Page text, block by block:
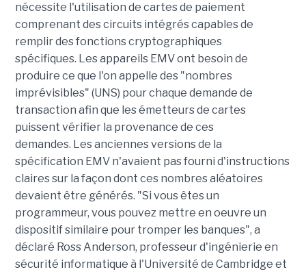
nécessite l'utilisation de cartes de paiement
comprenant des circuits intégrés capables de
remplir des fonctions cryptographiques
spécifiques. Les appareils EMV ont besoin de
produire ce que l'on appelle des "nombres
imprévisibles" (UNS) pour chaque demande de
transaction afin que les émetteurs de cartes
puissent vérifier la provenance de ces
demandes. Les anciennes versions de la
spécification EMV n'avaient pas fourni d'instructions
claires sur la façon dont ces nombres aléatoires
devaient être générés. "Si vous êtes un
programmeur, vous pouvez mettre en oeuvre un
dispositif similaire pour tromper les banques", a
déclaré Ross Anderson, professeur d'ingénierie en
sécurité informatique à l'Université de Cambridge et